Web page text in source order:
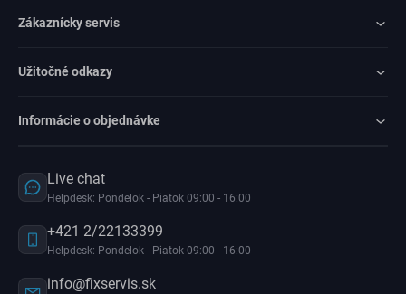
Zákaznícky servis
Užitočné odkazy
Informácie o objednávke
Live chat
Helpdesk: Pondelok - Piatok 09:00 - 16:00
+421 2/22133399
Helpdesk: Pondelok - Piatok 09:00 - 16:00
info@fixservis.sk